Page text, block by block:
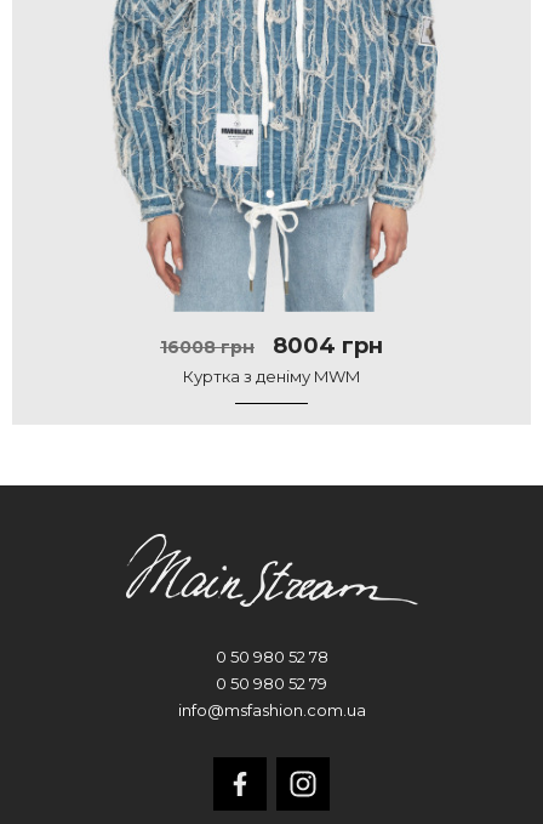
16008 грн 8004 грн
Куртка з деніму MWM
0 50 980 52 78
0 50 980 52 79
info@msfashion.com.ua